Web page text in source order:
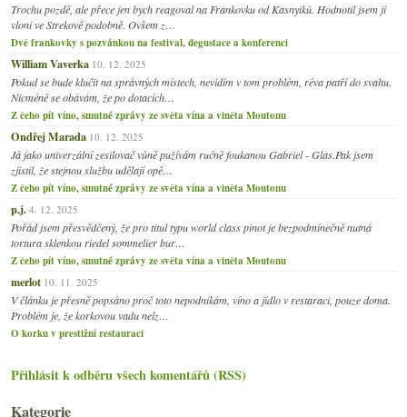
Trochu pozdě, ale přece jen bych reagoval na Frankovku od Kasnyiků. Hodnotil jsem ji
vloni ve Strekově podobně. Ovšem z…
Dvě frankovky s pozvánkou na festival, degustace a konferenci
William Vaverka 10. 12. 2025
Pokud se bude klučit na správných místech, nevidím v tom problém, réva patří do svahu.
Nicméně se obávám, že po dotacích…
Z čeho pít víno, smutné zprávy ze světa vína a viněta Moutonu
Ondřej Marada 10. 12. 2025
Já jako univerzální zesilovač vůně pužívám ručně foukanou Gabriel - Glas.Pak jsem
zjistil, že stejnou službu udělají opě…
Z čeho pít víno, smutné zprávy ze světa vína a viněta Moutonu
p.j. 4. 12. 2025
Pořád jsem přesvědčený, že pro titul typu world class pinot je bezpodmínečně nutná
tortura sklenkou riedel sommelier bur…
Z čeho pít víno, smutné zprávy ze světa vína a viněta Moutonu
merlot 10. 11. 2025
V článku je přesně popsáno proč toto nepodnikám, víno a jídlo v restaraci, pouze doma.
Problém je, že korkovou vadu nelz…
O korku v prestižní restauraci
Přihlásit k odběru všech komentářů (RSS)
Kategorie